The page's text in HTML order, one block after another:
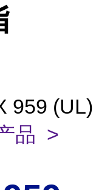
959 (UL)
品 >